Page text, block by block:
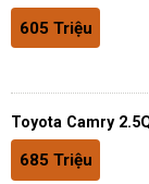
605 Triệu
Toyota Camry
685 Triệu